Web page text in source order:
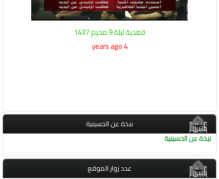
قعدية ليلة 9 محرم 1437
4 years ago
نبذة عن الحسينية
نبذة عن الحسينية
عدد زوار الموقع